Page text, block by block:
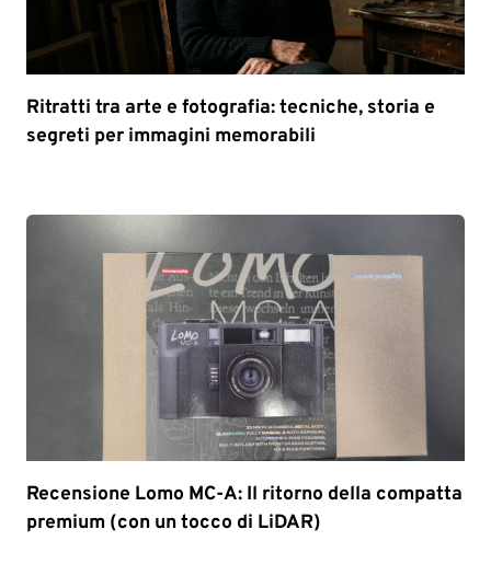
Ritratti tra arte e fotografia: tecniche, storia e
segreti per immagini memorabili
Recensione Lomo MC-A: Il ritorno della compatta
premium (con un tocco di LiDAR)